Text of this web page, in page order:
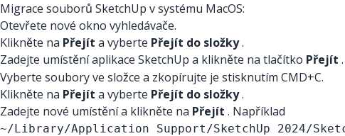
Migrace souborů SketchUp v systému MacOS:
Otevřete nové okno vyhledávače.
Klikněte na Přejít a vyberte Přejít do složky.
Zadejte umístění aplikace SketchUp a klikněte na tlačítko Přejít
Vyberte soubory ve složce a zkopírujte je stisknutím CMD+C.
Klikněte na Přejít a vyberte Přejít do složky.
Zadejte nové umístění a klikněte na Přejít . Například
~/Library/Application Support/SketchUp 2024/